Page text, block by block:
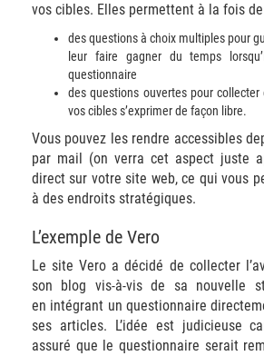
vos cibles. Elles permettent à la fois
des questions à choix multiples pour
leur faire gagner du temps
questionnaire
des questions ouvertes pour
vos cibles s’exprimer de façon libre.
Vous pouvez les rendre accessibles
par mail (on verra cet aspect juste
direct sur votre site web, ce qui vous
à des endroits stratégiques.
L’exemple de Vero
Le site Vero a décidé de collecter
son blog vis-à-vis de sa nouvelle
en intégrant un questionnaire
ses articles. L’idée est judicieuse
assuré que le questionnaire serait